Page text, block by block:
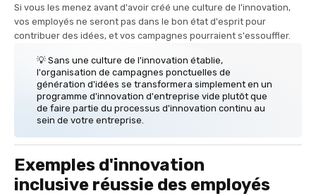
Si vous les menez avant d'avoir créé une culture de l'innovation,
vos employés ne seront pas dans le bon état d'esprit pour
contribuer des idées, et vos campagnes pourraient s'essouffler.
💡 Sans une culture de l'innovation établie,
l'organisation de campagnes ponctuelles de
génération d'idées se transformera simplement en un
programme d'innovation d'entreprise vide plutôt que
de faire partie du processus d'innovation continu au
sein de votre entreprise.
Exemples d'innovation
inclusive réussie des employés